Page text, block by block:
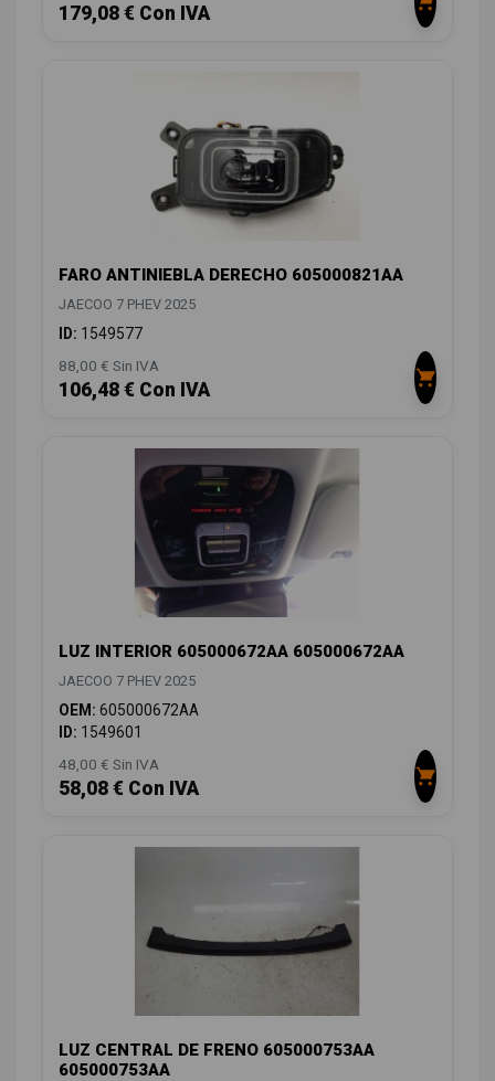
179,08 € Con IVA
FARO ANTINIEBLA DERECHO 605000821AA
JAECOO 7 PHEV 2025
ID: 1549577
88,00 € Sin IVA
106,48 € Con IVA
LUZ INTERIOR 605000672AA 605000672AA
JAECOO 7 PHEV 2025
OEM: 605000672AA
ID: 1549601
48,00 € Sin IVA
58,08 € Con IVA
LUZ CENTRAL DE FRENO 605000753AA
605000753AA